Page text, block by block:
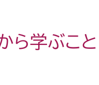
ら学ぶこと